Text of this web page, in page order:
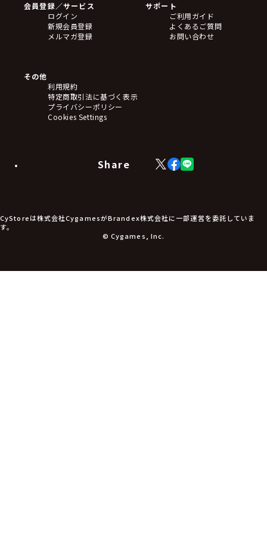
会員登録／サービス
ログイン
新規会員登録
メルマガ登録
サポート
ご利用ガイド
よくあるご質問
お問い合わせ
その他
利用規約
特定商取引法に基づく表示
プライバシーポリシー
Cookies Settings
Share
X
(Twitter)
Facebook
LINE
CyStoreは株式会社CygamesがBrandex株式会社に一部運営を委託していま
す。
© Cygames, Inc.